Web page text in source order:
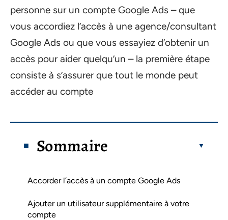
personne sur un compte Google Ads – que
vous accordiez l’accès à une agence/consultant
Google Ads ou que vous essayiez d’obtenir un
accès pour aider quelqu’un – la première étape
consiste à s’assurer que tout le monde peut
accéder au compte
Sommaire
Accorder l’accès à un compte Google Ads
Ajouter un utilisateur supplémentaire à votre
compte